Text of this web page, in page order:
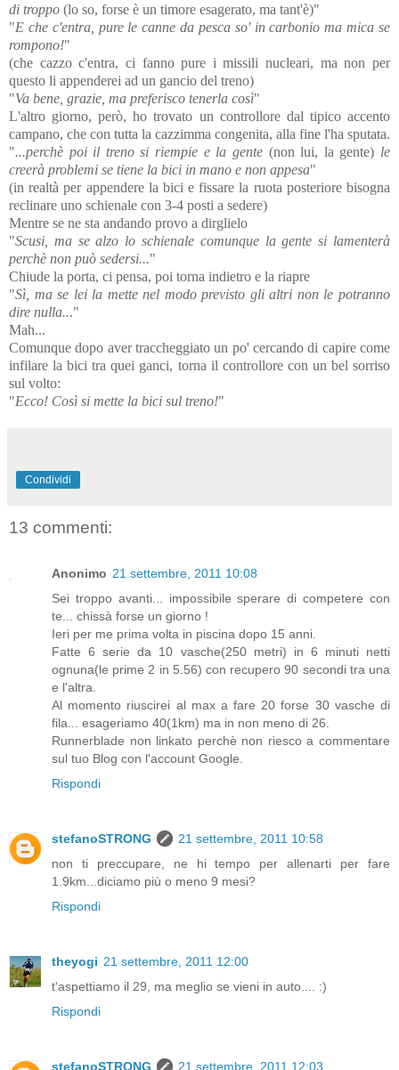
di troppo (lo so, forse è un timore esagerato, ma tant'è)"
"E che c'entra, pure le canne da pesca so' in carbonio ma mica se
rompono!"
(che cazzo c'entra, ci fanno pure i missili nucleari, ma non per
questo li appenderei ad un gancio del treno)
"Va bene, grazie, ma preferisco tenerla così"
L'altro giorno, però, ho trovato un controllore dal tipico accento
campano, che con tutta la cazzimma congenita, alla fine l'ha sputata.
"...perchè poi il treno si riempie e la gente(non lui, la gente) le
creerà problemi se tiene la bici in mano e non appesa"
(in realtà per appendere la bici e fissare la ruota posteriore bisogna
reclinare uno schienale con 3-4 posti a sedere)
Mentre se ne sta andando provo a dirglielo
"Scusi, ma se alzo lo schienale comunque la gente si lamenterà
perchè non può sedersi..."
Chiude la porta, ci pensa, poi torna indietro e la riapre
"Sì, ma se lei la mette nel modo previsto gli altri non le potranno
dire nulla..."
Mah...
Comunque dopo aver traccheggiato un po' cercando di capire come
infilare la bici tra quei ganci, torna il controllore con un bel sorriso
sul volto:
"Ecco! Così si mette la bici sul treno!"
Condividi
13 commenti:
Anonimo 21 settembre, 2011 10:08
Sei troppo avanti... impossibile sperare di competere con
te... chissà forse un giorno !
Ieri per me prima volta in piscina dopo 15 anni.
Fatte 6 serie da 10 vasche(250 metri) in 6 minuti netti
ognuna(le prime 2 in 5.56) con recupero 90 secondi tra una
e l'altra.
Al momento riuscirei al max a fare 20 forse 30 vasche di
fila... esageriamo 40(1km) ma in non meno di 26.
Runnerblade non linkato perchè non riesco a commentare
sul tuo Blog con l'account Google.
Rispondi
stefanoSTRONG
21 settembre, 2011 10:58
non ti preccupare, ne hi tempo per allenarti per fare
1.9km...diciamo più o meno 9 mesi?
Rispondi
theyogi 21 settembre, 2011 12:00
t'aspettiamo il 29, ma meglio se vieni in auto.... :)
Rispondi
stefanoSTRONG 21 settembre, 2011 12:03